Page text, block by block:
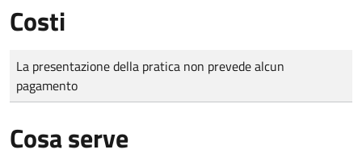
Costi
Tipo di pagamento
Importo
La presentazione della pratica non prevede alcun
pagamento
Cosa serve